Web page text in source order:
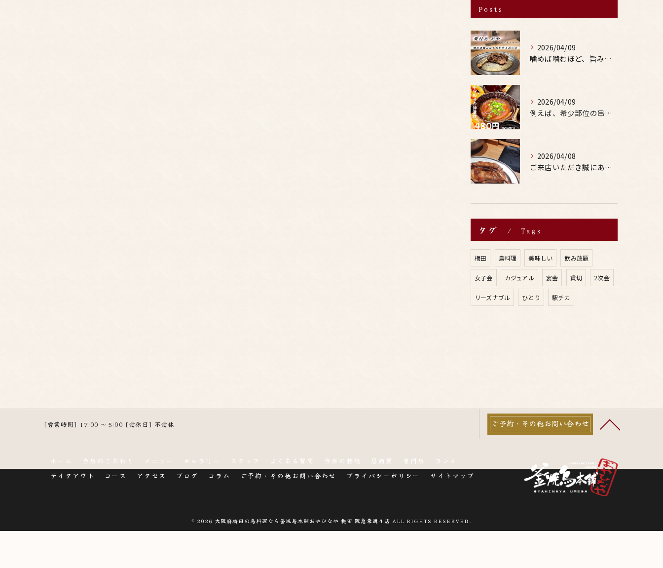
Posts
2026/04/09
噛めば噛むほど、旨みがあふれる。
2026/04/09
例えば、希少部位の串を試したり、季節限定の地酒を味わったりす...
2026/04/08
ご来店いただき誠にありがとうございます。
タグ Tags
梅田 鳥料理 美味しい 飲み放題
女子会 カジュアル 宴会 貸切 2次会
リーズナブル ひとり 駅チカ
[営業時間] 17:00 ～ 5:00 [定休日] 不定休 ご予約・その他お問い合わせ
ホーム 当店のこだわり メニュー ギャラリー スタッフ よくある質問 当店の特徴 居酒屋 専門店
ランチ
テイクアウト
コース アクセス ブログ コラム ご予約・その他お問い合わせ プライバシーポリシー サイトマップ
© 2026 大阪府梅田の鳥料理なら釜焼鳥本舗おやひなや 梅田 阪急東通り店 ALL RIGHTS RESERVED.